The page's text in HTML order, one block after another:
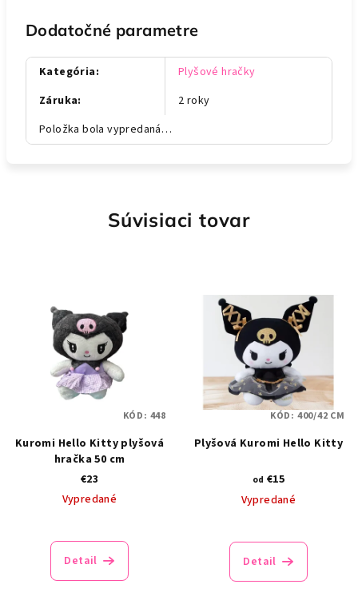
Dodatočné parametre
Kategória:
Plyšové hračky
Záruka:
2 roky
Položka bola vypredaná…
Súvisiaci tovar
Kuromi Hello Kitty plyšová
hračka 50 cm
€23
Vypredané
Detail
KÓD: 448
Plyšová Kuromi Hello Kitty
od €15
Vypredané
hodnotenie
produktu
Detail
KÓD: 400/42 CM